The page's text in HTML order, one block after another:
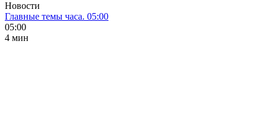
Новости
Главные темы часа. 05:00
05:00
4 мин